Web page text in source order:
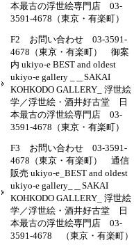
本最古の浮世絵専門店 03-
3591-4678（東京・有楽町）
F2 お問い合わせ 03-3591-
4678（東京・有楽町） 御案
内 ukiyo-e BEST and oldest
ukiyo-e gallery _＿SAKAI
KOHKODO GALLERY_ 浮世絵
学／浮世絵・酒井好古堂 日
本最古の浮世絵専門店 03-
3591-4678（東京・有楽町）
F3 お問い合わせ 03-3591-
4678（東京・有楽町） 通信
販売 ukiyo-e_BEST and oldest
ukiyo-e gallery_＿SAKAI
KOHKODO GALLERY_ 浮世絵
学／浮世絵・酒井好古堂 日
本最古の浮世絵専門店 03-
3591-4678 （東京・有楽町）